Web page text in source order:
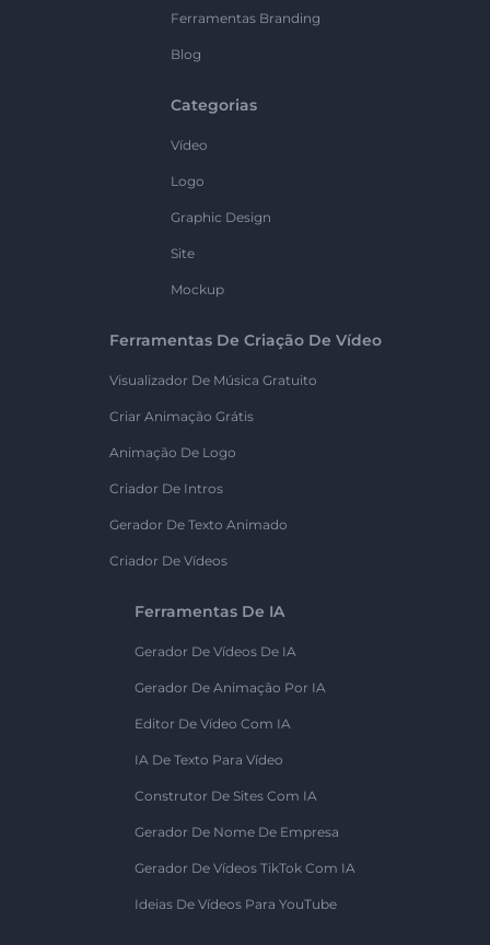
Ferramentas Branding
Blog
Categorias
Vídeo
Logo
Graphic Design
Site
Mockup
Ferramentas De Criação De Vídeo
Visualizador De Música Gratuito
Criar Animação Grátis
Animação De Logo
Criador De Intros
Gerador De Texto Animado
Criador De Vídeos
Ferramentas De IA
Gerador De Vídeos De IA
Gerador De Animação Por IA
Editor De Vídeo Com IA
IA De Texto Para Vídeo
Construtor De Sites Com IA
Gerador De Nome De Empresa
Gerador De Vídeos TikTok Com IA
Ideias De Vídeos Para YouTube